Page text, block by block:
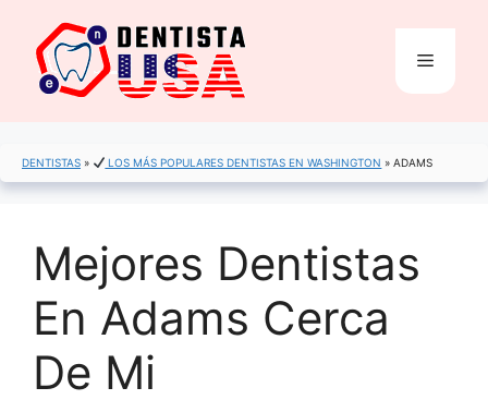
contenido
Menú
DENTISTAS » LOS MÁS POPULARES DENTISTAS EN WASHINGTON »ADAMS
Mejores Dentistas
En Adams Cerca
De Mi